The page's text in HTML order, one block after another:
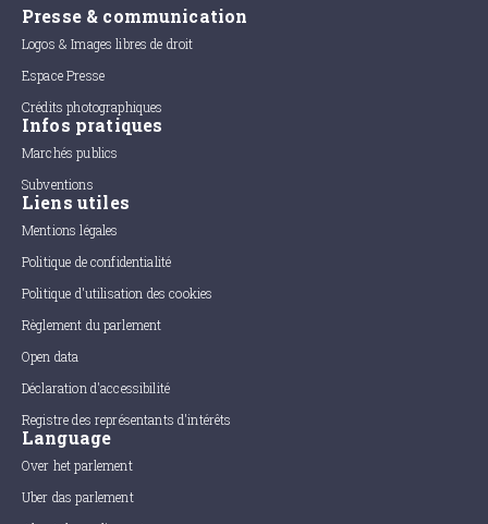
Presse & communication
Logos & Images libres de droit
Espace Presse
Crédits photographiques
Infos pratiques
Marchés publics
Subventions
Liens utiles
Mentions légales
Politique de confidentialité
Politique d'utilisation des cookies
Règlement du parlement
Open data
Déclaration d'accessibilité
Registre des représentants d'intérêts
Language
Over het parlement
Uber das parlement